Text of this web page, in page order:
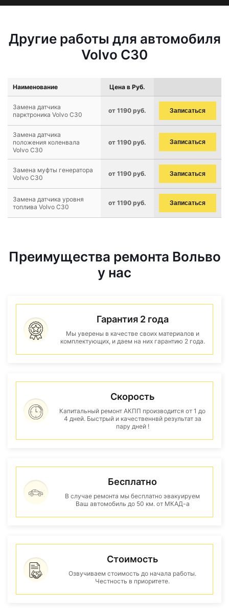
Другие работы для автомобиля
Volvo C30
Наименование Цена в Руб.
Замена датчика
парктроника Volvo C30
от 1190 руб. Записаться
Замена датчика
положения коленвала
Volvo C30
от 1190 руб. Записаться
Замена муфты генератора
Volvo C30
от 1190 руб. Записаться
Замена датчика уровня
топлива Volvo C30
от 1190 руб. Записаться
Преимущества ремонта Вольво
у нас
Гарантия 2 года
Мы уверены в качестве своих материалов и
комплектующих, и даем на них гарантию 2 года.
Скорость
Капитальный ремонт АКПП производится от 1 до
4 дней. Быстрый и качественнвй результат за
пару дней !
Бесплатно
В случае ремонта мы бесплатно эвакуируем
Ваш автомобиль до 50 км. от МКАД-а
Стоимость
Озвучиваем стоимость до начала работы.
Честность в приоритете.